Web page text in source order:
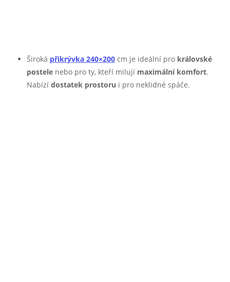
Široká přikrývka 240×200 cm je ideální pro královské
postele nebo pro ty, kteří milují maximální komfort.
Nabízí dostatek prostoru i pro neklidné spáče.